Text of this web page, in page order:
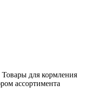
Товары для кормления
ассортимента